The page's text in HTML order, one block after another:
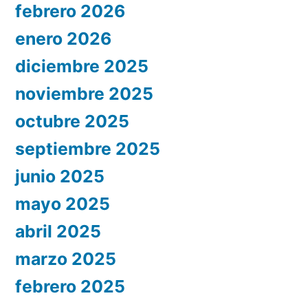
febrero 2026
enero 2026
diciembre 2025
noviembre 2025
octubre 2025
septiembre 2025
junio 2025
mayo 2025
abril 2025
marzo 2025
febrero 2025